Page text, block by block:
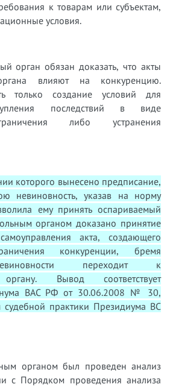
к товарам или субъектам,
условия.
орган обязан доказать, что акты
влияют на конкуренцию.
только создание условий для
последствий в виде
либо устранения
которого вынесено предписание,
невиновность, указав на норму
ему принять оспариваемый
органом доказано принятие
акта, создающего
конкуренции, бремя
переходит к
органу. Вывод соответствует
ВАС РФ от 30.06.2008 № 30,
практики Президиума ВС
органом был проведен анализ
с Порядком проведения анализа